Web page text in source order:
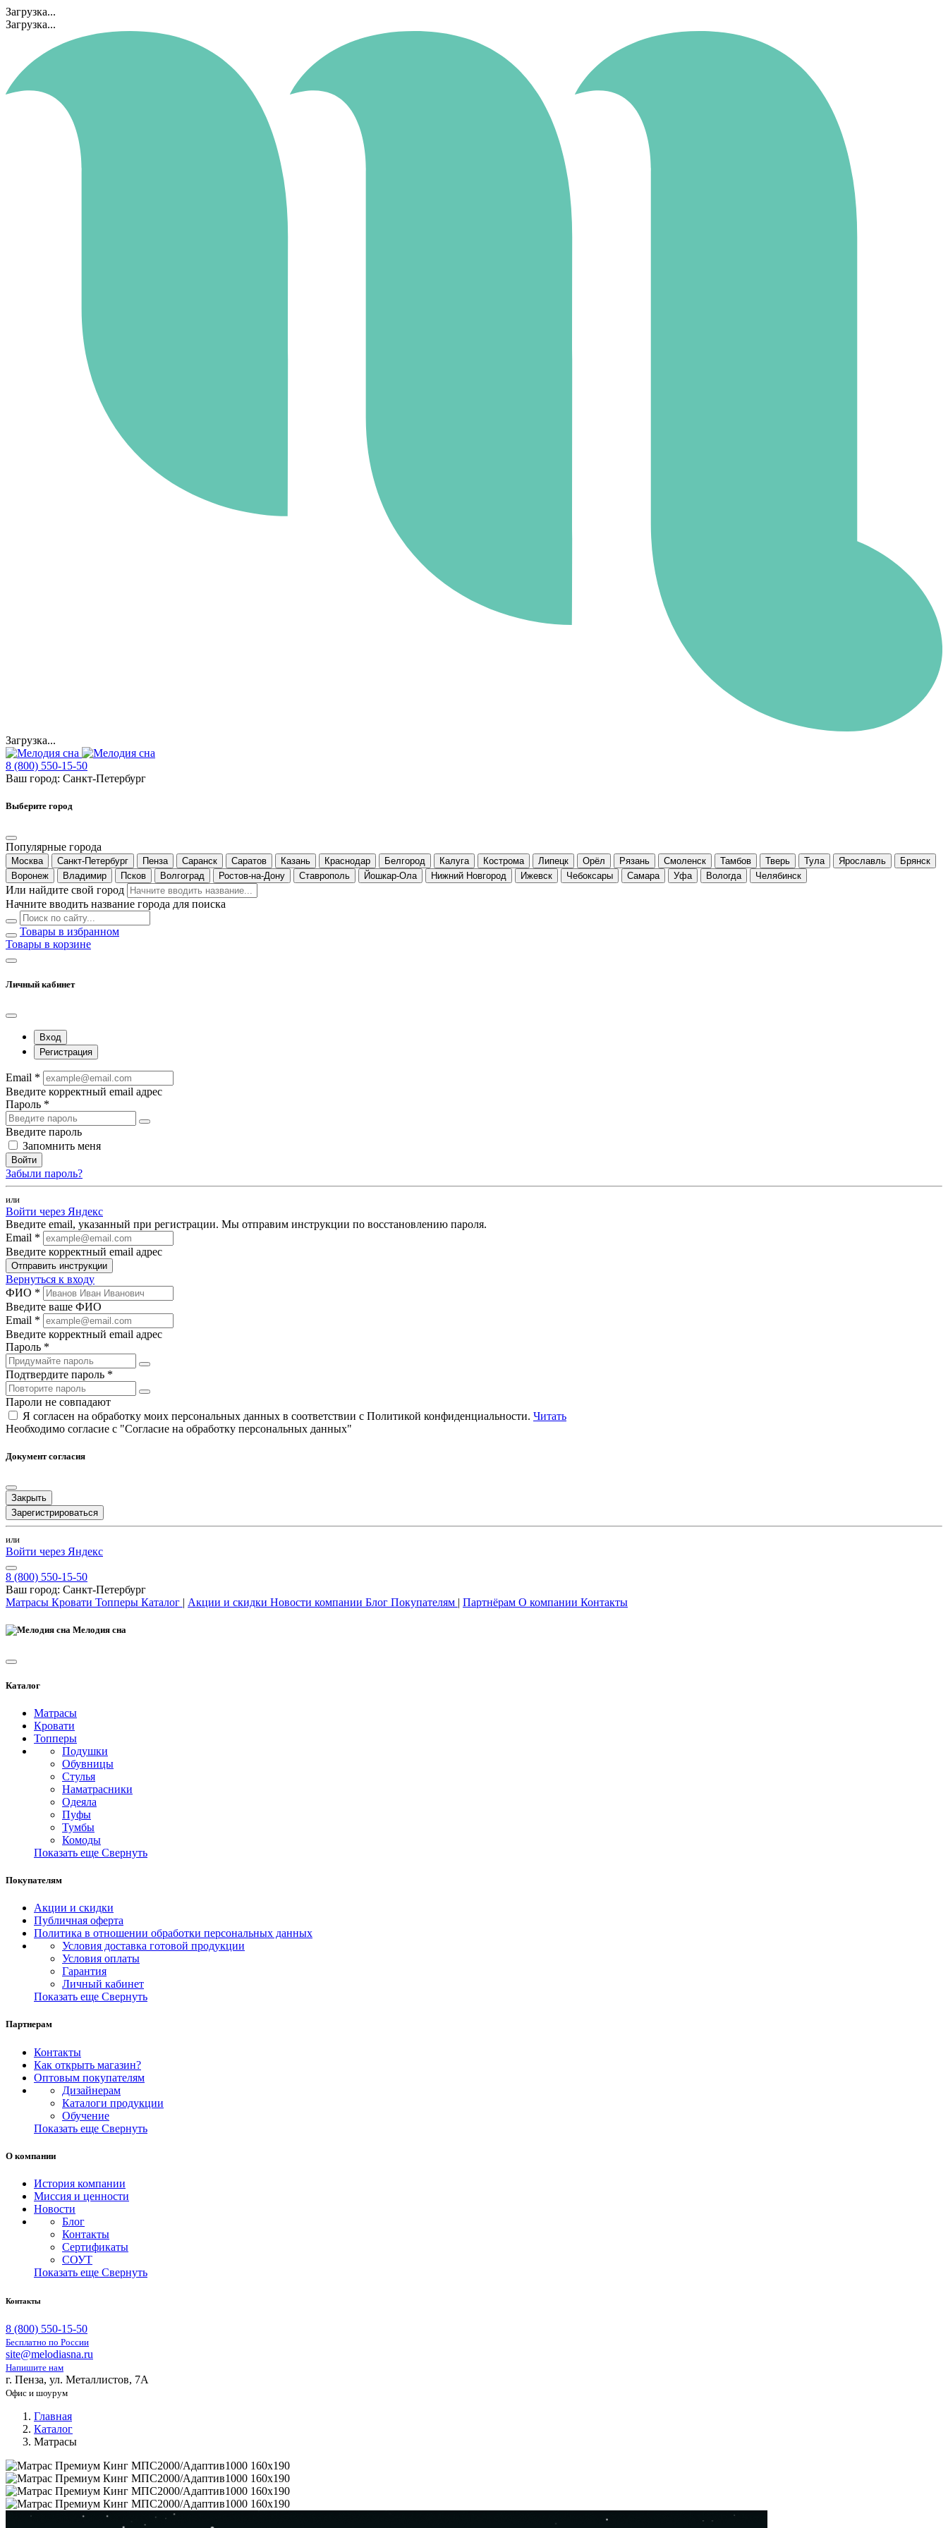
Загрузка...
Загрузка...
Загрузка...
8 (800) 550-15-50
Ваш город: Санкт-Петербург
Выберите город
Популярные города
Москва Санкт-Петербург Пенза Саранск Саратов Казань Краснодар Белгород Калуга Кострома Липецк Орёл Рязань Смоленск Тамбов Тверь Тула Ярославль
Брянск
Воронеж
Владимир Псков Волгоград Ростов-на-Дону Ставрополь Йошкар-Ола Нижний Новгород Ижевск Чебоксары Самара Уфа Вологда Челябинск
Или найдите свой город
Начните вводить название города для поиска
Товары в избранном
Товары в корзине
Личный кабинет
Вход
Регистрация
Email *
Введите корректный email адрес
Пароль *
Введите пароль
Запомнить меня
Войти
Забыли пароль?
или
Войти через Яндекс
Введите email, указанный при регистрации. Мы отправим инструкции по восстановлению пароля.
Email *
Введите корректный email адрес
Отправить инструкции
Вернуться к входу
ФИО *
Введите ваше ФИО
Email *
Введите корректный email адрес
Пароль *
Подтвердите пароль *
Пароли не совпадают
Я согласен на обработку моих персональных данных в соответствии с Политикой конфиденциальности. Читать
Необходимо согласие с "Согласие на обработку персональных данных"
Документ согласия
Закрыть
Зарегистрироваться
или
Войти через Яндекс
8 (800) 550-15-50
Ваш город: Санкт-Петербург
Матрасы Кровати Топперы Каталог | Акции и скидки Новости компании Блог Покупателям | Партнёрам О компании Контакты
Мелодия сна
Каталог
Матрасы
Кровати
Топперы
Подушки
Обувницы
Стулья
Наматрасники
Одеяла
Пуфы
Тумбы
Комоды
Показать еще Свернуть
Покупателям
Акции и скидки
Публичная оферта
Политика в отношении обработки персональных данных
Условия доставка готовой продукции
Условия оплаты
Гарантия
Личный кабинет
Показать еще Свернуть
Партнерам
Контакты
Как открыть магазин?
Оптовым покупателям
Дизайнерам
Каталоги продукции
Обучение
Показать еще Свернуть
О компании
История компании
Миссия и ценности
Новости
Блог
Контакты
Сертификаты
СОУТ
Показать еще Свернуть
Контакты
8 (800) 550-15-50
Бесплатно по России
site@melodiasna.ru
Напишите нам
г. Пенза, ул. Металлистов, 7А
Офис и шоурум
Главная
Каталог
Матрасы